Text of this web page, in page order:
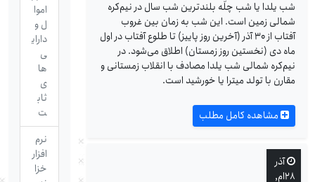
شب یلدا یا شب چلّه بلندترین شب سال در نیم‌کره
شمالی زمین است. این شب به زمان بین غروب
آفتاب از ۳۰ آذر (آخرین روز پاییز) تا طلوع آفتاب در اول
ماه دی (نخستین روز زمستان) اطلاق می‌شود. در
نیم‌کره شمالی شب یلدا مصادف با انقلاب زمستانی و
مقارن با تولد میترا یا خورشید است.
مشاهده کامل مطلب
آذر
۲۸ام,
اموا
ل و
دارای
ی
ها
ی
ثاب
ت
نرم
افزار
خزا